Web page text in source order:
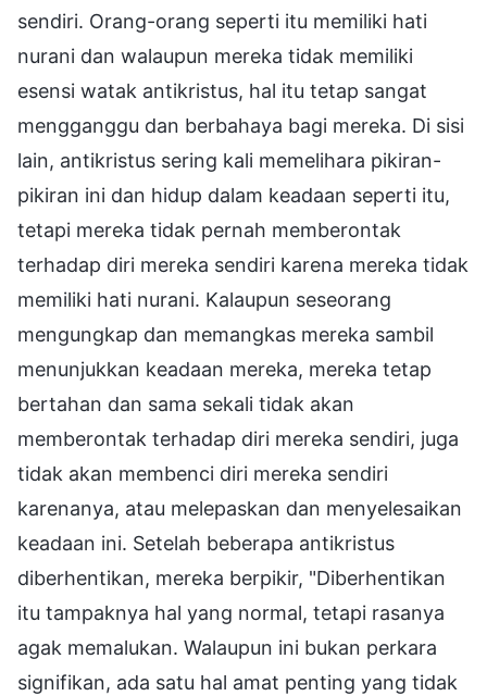
sendiri. Orang-orang seperti itu memiliki hati
nurani dan walaupun mereka tidak memiliki
esensi watak antikristus, hal itu tetap sangat
mengganggu dan berbahaya bagi mereka. Di sisi
lain, antikristus sering kali memelihara pikiran-
pikiran ini dan hidup dalam keadaan seperti itu,
tetapi mereka tidak pernah memberontak
terhadap diri mereka sendiri karena mereka tidak
memiliki hati nurani. Kalaupun seseorang
mengungkap dan memangkas mereka sambil
menunjukkan keadaan mereka, mereka tetap
bertahan dan sama sekali tidak akan
memberontak terhadap diri mereka sendiri, juga
tidak akan membenci diri mereka sendiri
karenanya, atau melepaskan dan menyelesaikan
keadaan ini. Setelah beberapa antikristus
diberhentikan, mereka berpikir, "Diberhentikan
itu tampaknya hal yang normal, tetapi rasanya
agak memalukan. Walaupun ini bukan perkara
signifikan, ada satu hal amat penting yang tidak